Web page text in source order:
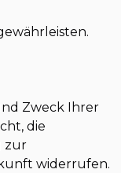
Zweck Ihrer
die
zur
widerrufen.